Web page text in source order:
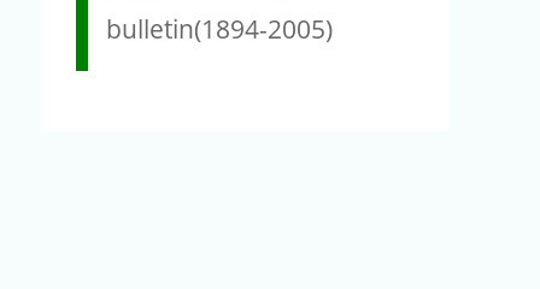
bulletin(1894-2005)